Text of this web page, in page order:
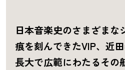
日本音楽史のさまざまな
痕を刻んできたVIP、近
長大で広範にわたるその